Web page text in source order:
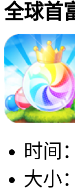
全球首
时间：
大小：